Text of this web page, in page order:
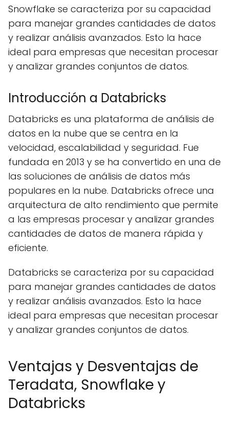
Snowflake se caracteriza por su capacidad
para manejar grandes cantidades de datos
y realizar análisis avanzados. Esto la hace
ideal para empresas que necesitan procesar
y analizar grandes conjuntos de datos.
Introducción a Databricks
Databricks es una plataforma de análisis de
datos en la nube que se centra en la
velocidad, escalabilidad y seguridad. Fue
fundada en 2013 y se ha convertido en una de
las soluciones de análisis de datos más
populares en la nube. Databricks ofrece una
arquitectura de alto rendimiento que permite
a las empresas procesar y analizar grandes
cantidades de datos de manera rápida y
eficiente.
Databricks se caracteriza por su capacidad
para manejar grandes cantidades de datos
y realizar análisis avanzados. Esto la hace
ideal para empresas que necesitan procesar
y analizar grandes conjuntos de datos.
Ventajas y Desventajas de
Teradata, Snowflake y
Databricks